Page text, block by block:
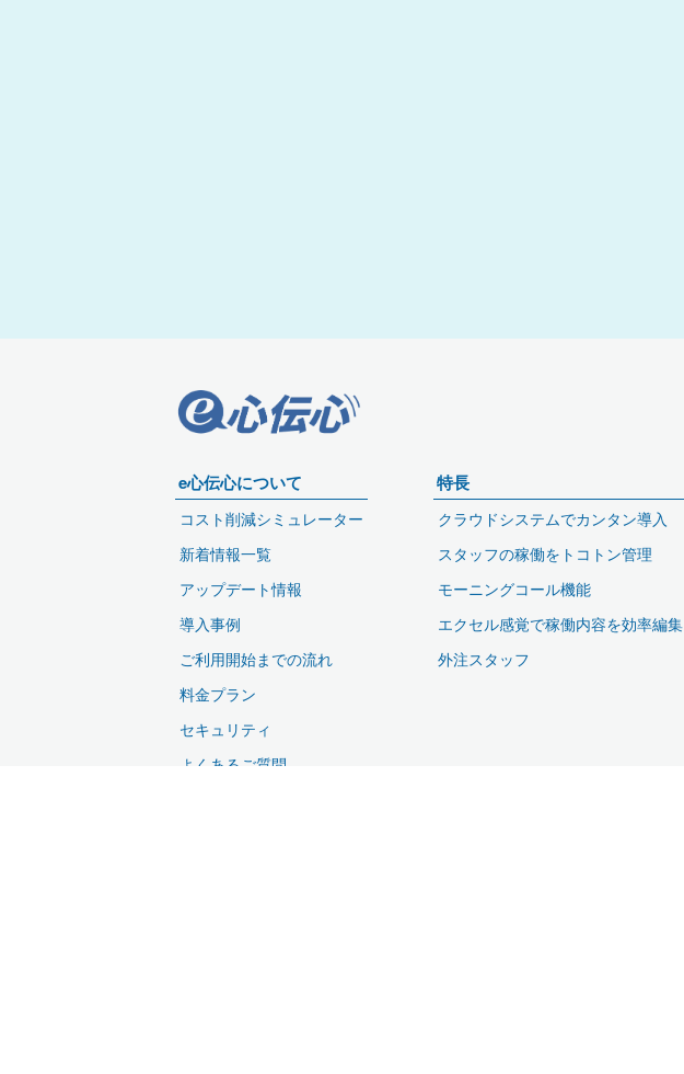
e心伝心について
コスト削減シミュレーター
新着情報一覧
アップデート情報
導入事例
ご利用開始までの流れ
料金プラン
セキュリティ
よくあるご質問
特長
クラウドシステムでカンタン導入
スタッフの稼働をトコトン管理
モーニングコール機能
エクセル感覚で稼働内容を効率編集
外注スタッフ